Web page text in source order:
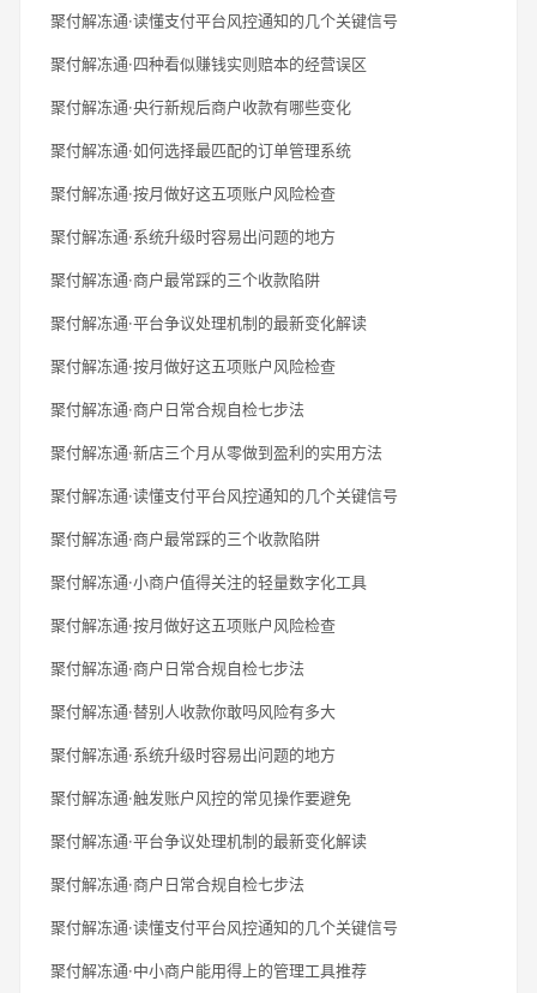
聚付解冻通·读懂支付平台风控通知的几个关键信号
聚付解冻通·四种看似赚钱实则赔本的经营误区
聚付解冻通·央行新规后商户收款有哪些变化
聚付解冻通·如何选择最匹配的订单管理系统
聚付解冻通·按月做好这五项账户风险检查
聚付解冻通·系统升级时容易出问题的地方
聚付解冻通·商户最常踩的三个收款陷阱
聚付解冻通·平台争议处理机制的最新变化解读
聚付解冻通·按月做好这五项账户风险检查
聚付解冻通·商户日常合规自检七步法
聚付解冻通·新店三个月从零做到盈利的实用方法
聚付解冻通·读懂支付平台风控通知的几个关键信号
聚付解冻通·商户最常踩的三个收款陷阱
聚付解冻通·小商户值得关注的轻量数字化工具
聚付解冻通·按月做好这五项账户风险检查
聚付解冻通·商户日常合规自检七步法
聚付解冻通·替别人收款你敢吗风险有多大
聚付解冻通·系统升级时容易出问题的地方
聚付解冻通·触发账户风控的常见操作要避免
聚付解冻通·平台争议处理机制的最新变化解读
聚付解冻通·商户日常合规自检七步法
聚付解冻通·读懂支付平台风控通知的几个关键信号
聚付解冻通·中小商户能用得上的管理工具推荐